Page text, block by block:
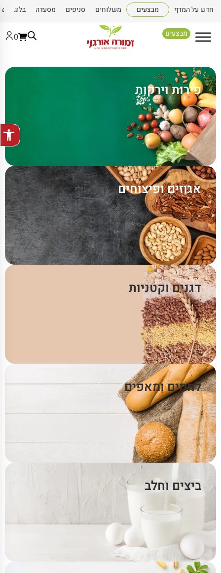
פתח
חדש על המדף מבצעים משלוחים סניפים מסעדה בלוג
מבצעים 0
פירות וירקות
אגוזים ופיצוחים
דגנים וקטניות
לחמים ומאפים
ביצים וחלב